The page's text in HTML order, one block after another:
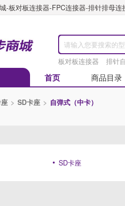
-板对板连接器-FPC连接器-排针排母
板对板连接器 排针
首页 商品目录
> SD卡座 > 自弹式（中卡）
SD卡座